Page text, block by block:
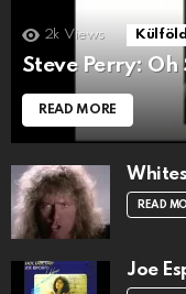
2k Views
Steve Perry: Oh
READ MORE
READ
Joe